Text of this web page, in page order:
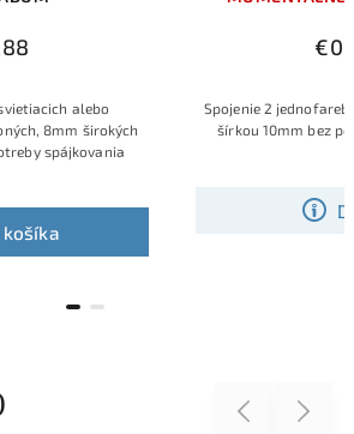
košíka
alebo
8mm širokých
spájkovania
Spojenie 2
šírkou 10mm bez
Previous Next